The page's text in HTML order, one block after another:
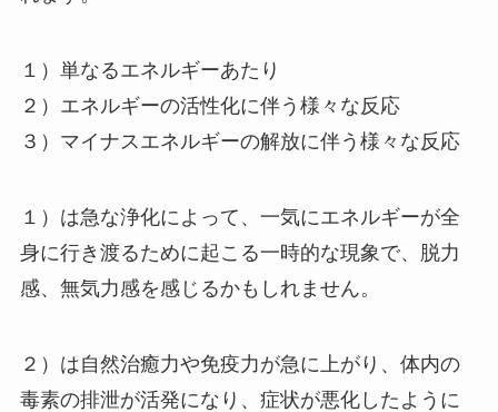
１）単なるエネルギーあたり
２）エネルギーの活性化に伴う様々な反応
３）マイナスエネルギーの解放に伴う様々な反応
１）は急な浄化によって、一気にエネルギーが全
身に行き渡るために起こる一時的な現象で、脱力
感、無気力感を感じるかもしれません。
２）は自然治癒力や免疫力が急に上がり、体内の
毒素の排泄が活発になり、症状が悪化したように